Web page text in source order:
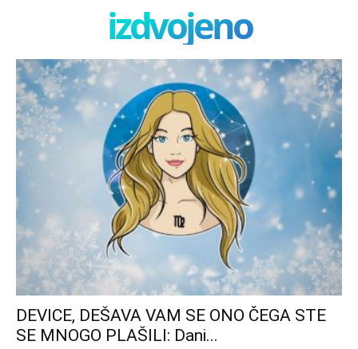
izdvojeno
DEVICE, DEŠAVA VAM SE ONO ČEGA STE
SE MNOGO PLAŠILI: Dani...